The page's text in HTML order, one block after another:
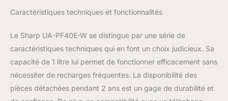
Caractéristiques techniques et fonctionnalités
Le Sharp UA-PF40E-W se distingue par une série de
caractéristiques techniques qui en font un choix judicieux. Sa
capacité de 1 litre lui permet de fonctionner efficacement sans
nécessiter de recharges fréquentes. La disponibilité des
pièces détachées pendant 2 ans est un gage de durabilité et